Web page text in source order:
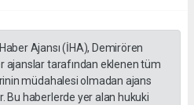
Ajansı (İHA), Demirören
ajanslar tarafından eklenen tüm
müdahalesi olmadan ajans
Bu haberlerde yer alan hukuki